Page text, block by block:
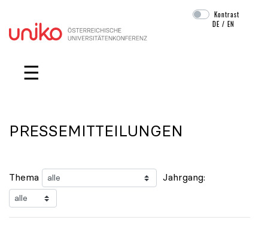
Navigation überspringen
Kontrast
DE /EN
☰
PRESSEMITTEILUNGEN
Thema Jahrgang: